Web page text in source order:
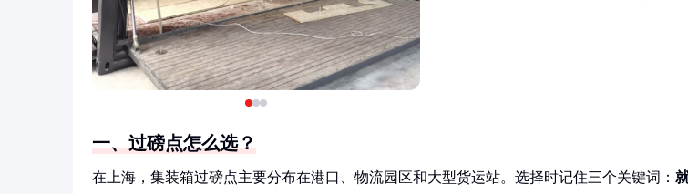
一、过磅点怎么选？
在上海，集装箱过磅点主要分布在港口、物流园区和大型货运站。选择时记住三个关键词：